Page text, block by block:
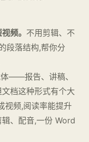
频。 不用剪辑、不
段落结构,帮你分
——报告、讲稿、
档这种形式有个大
视频,阅读率能提升
、配音,一份 Word